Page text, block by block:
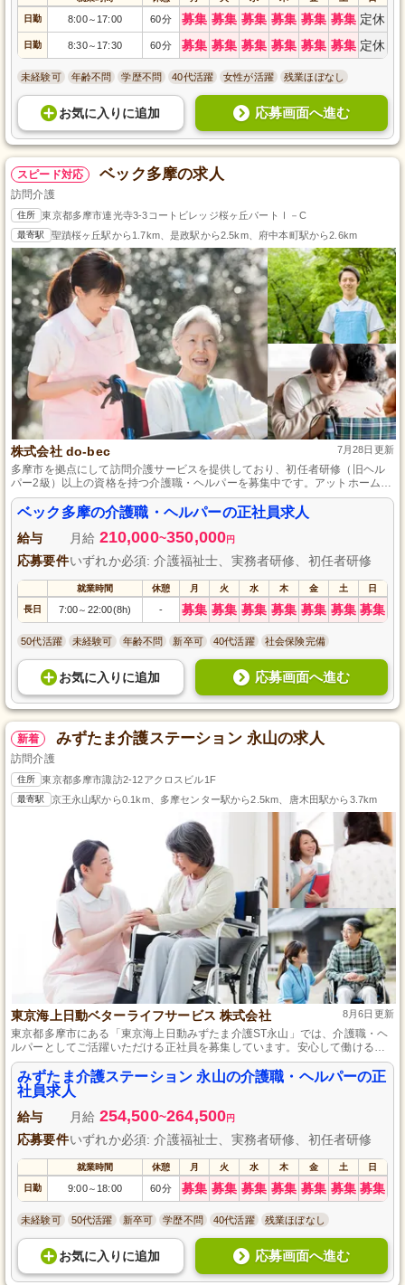
日勤 8:00～ 17:00 60分 募集 募集 募集 募集 募集 募集 定休
日勤 8:30～ 17:30 60分 募集 募集 募集 募集 募集 募集 定休
未経験可 年齢不問 学歴不問 40代活躍 女性が活躍 残業ほぼなし
お気に入り に追加 応募画面へ進む
スピード対応 ベック多摩の求人
訪問介護
住所 東京都多摩市連光寺3-3コートビレッジ桜ヶ丘パートⅠ－C
最寄駅 聖蹟桜ヶ丘駅から1.7km、是政駅から2.5km、府中本町駅から2.6km
株式会社 do-bec 7月28日更新
多摩市を拠点にして訪問介護サービスを提供しており、初任者研修（旧ヘル
パー2級）以上の資格を持つ介護職・ヘルパーを募集中です。アットホームな
職場で、未経験でも人の役に立ちたい思いを持つ方に最適です。直行直帰OK
で、柔軟な働き方も魅力的。一緒に働きやすい職場をつくりましょう。
ベック多摩の介護職・ヘルパーの正社員求人
給与 月給 210,000~350,000円
応募要件いずれか必須: 介護福祉士、実務者研修、初任者研修
就業時間 休憩 月 火 水 木 金 土 日
長日 7:00～ 22:00(8h) - 募集 募集 募集 募集 募集 募集 募集
50代活躍 未経験可 年齢不問 新卒可 40代活躍 社会保険完備
お気に入り に追加 応募画面へ進む
新着 みずたま介護ステーション 永山の求人
訪問介護
住所 東京都多摩市諏訪2-12アクロスビル1F
最寄駅 京王永山駅から0.1km、多摩センター駅から2.5km、唐木田駅から3.7km
東京海上日動ベターライフサービス 株式会社 8月6日更新
東京都多摩市にある「東京海上日動みずたま介護ST永山」では、介護職・ヘ
ルパーとしてご活躍いただける正社員を募集しています。安心して働ける環
境で、あなたの経験やスキルを存分に発揮してください。未経験から始めら
れるので、これから介護の現場で頑張りたい方も大歓迎です。あなたのご応
募、お待ちしております。
みずたま介護ステーション 永山の介護職・ヘルパーの正
社員求人
給与 月給 254,500~264,500円
応募要件いずれか必須: 介護福祉士、実務者研修、初任者研修
就業時間 休憩 月 火 水 木 金 土 日
日勤 9:00～ 18:00 60分 募集 募集 募集 募集 募集 募集 募集
未経験可 50代活躍 新卒可 学歴不問 40代活躍 残業ほぼなし
お気に入り に追加 応募画面へ進む